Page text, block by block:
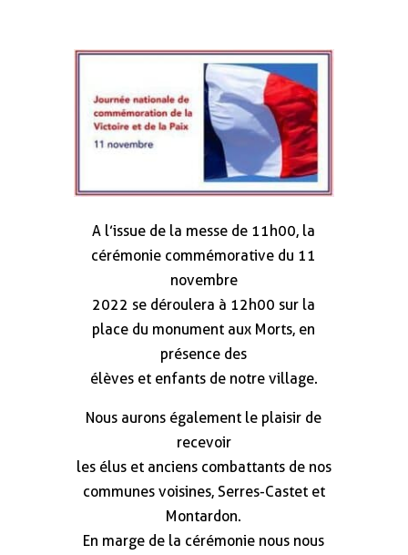
A l’issue de la messe de 11h00, la
cérémonie commémorative du 11
novembre
2022 se déroulera à 12h00 sur la
place du monument aux Morts, en
présence des
élèves et enfants de notre village.
Nous aurons également le plaisir de
recevoir
les élus et anciens combattants de nos
communes voisines, Serres-Castet et
Montardon.
En marge de la cérémonie nous nous